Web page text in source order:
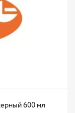
600 мл